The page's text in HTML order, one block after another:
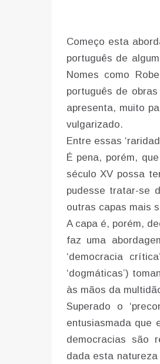
Começo esta
português de
Nomes como
português de
apresenta, muito
vulgarizado.
Entre essas
É pena, porém,
século XV possa
pudesse tratar-se
outras capas mais
A capa é, porém,
faz uma
‘democracia
‘dogmáticas’)
às mãos da
Superado o
entusiasmada que
democracias são
dada esta